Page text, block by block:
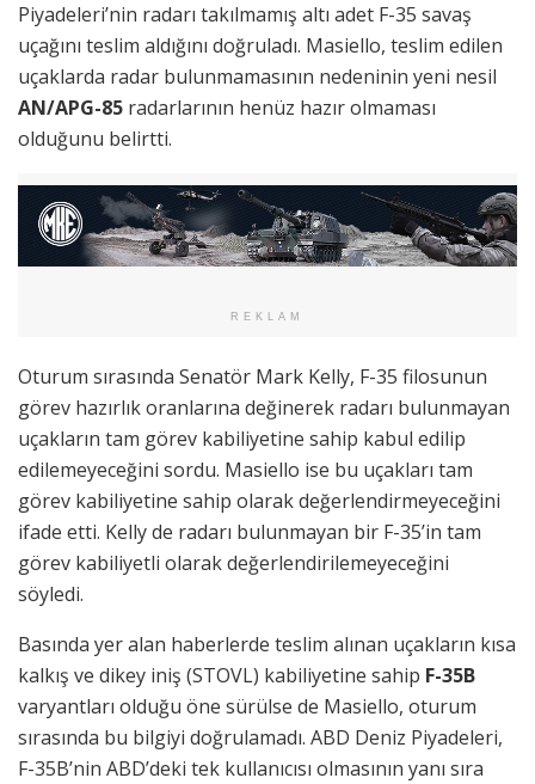
Piyadeleri’nin radarı takılmamış altı adet F-35 savaş
uçağını teslim aldığını doğruladı. Masiello, teslim edilen
uçaklarda radar bulunmamasının nedeninin yeni nesil
AN/APG-85 radarlarının henüz hazır olmaması
olduğunu belirtti.
REKLAM
Oturum sırasında Senatör Mark Kelly, F-35 filosunun
görev hazırlık oranlarına değinerek radarı bulunmayan
uçakların tam görev kabiliyetine sahip kabul edilip
edilemeyeceğini sordu. Masiello ise bu uçakları tam
görev kabiliyetine sahip olarak değerlendirmeyeceğini
ifade etti. Kelly de radarı bulunmayan bir F-35’in tam
görev kabiliyetli olarak değerlendirilemeyeceğini
söyledi.
Basında yer alan haberlerde teslim alınan uçakların kısa
kalkış ve dikey iniş (STOVL) kabiliyetine sahip F-35B
varyantları olduğu öne sürülse de Masiello, oturum
sırasında bu bilgiyi doğrulamadı. ABD Deniz Piyadeleri,
F-35B’nin ABD’deki tek kullanıcısı olmasının yanı sıra